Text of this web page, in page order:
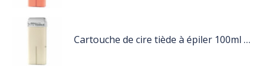
Cartouche de cire tiède à épiler 100ml blanc